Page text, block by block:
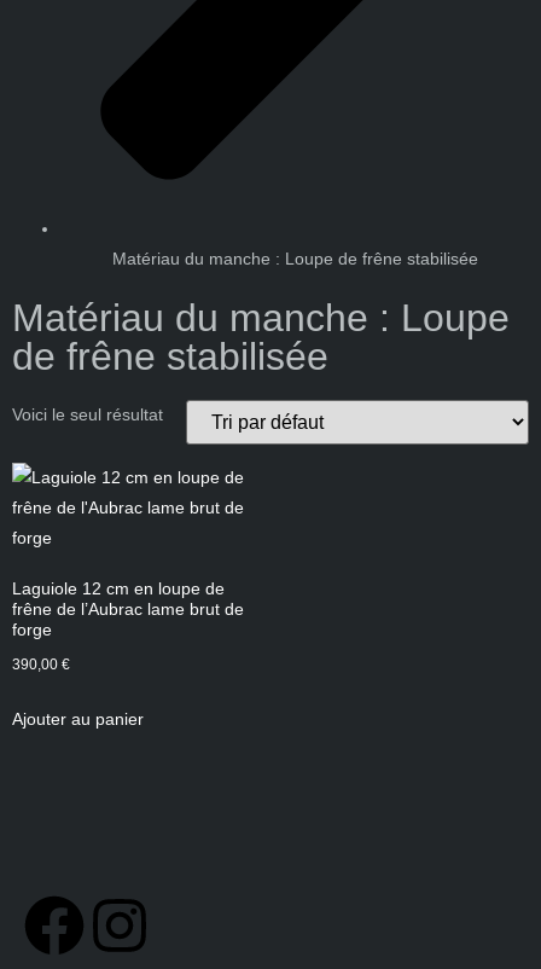
Matériau du manche : Loupe de frêne stabilisée
Matériau du manche : Loupe
de frêne stabilisée
Voici le seul résultat
Laguiole 12 cm en loupe de
frêne de l’Aubrac lame brut de
forge
390,00 €
Ajouter au panier